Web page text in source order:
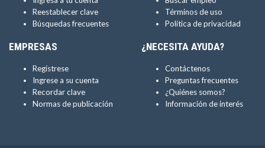
Reestablecer clave
Búsquedas frecuentes
Términos de uso
Política de privacidad
EMPRESAS
Regístrese
Ingrese a su cuenta
Recordar clave
Normas de publicación
¿NECESITA AYUDA?
Contáctenos
Preguntas frecuentes
¿Quiénes somos?
Información de interés